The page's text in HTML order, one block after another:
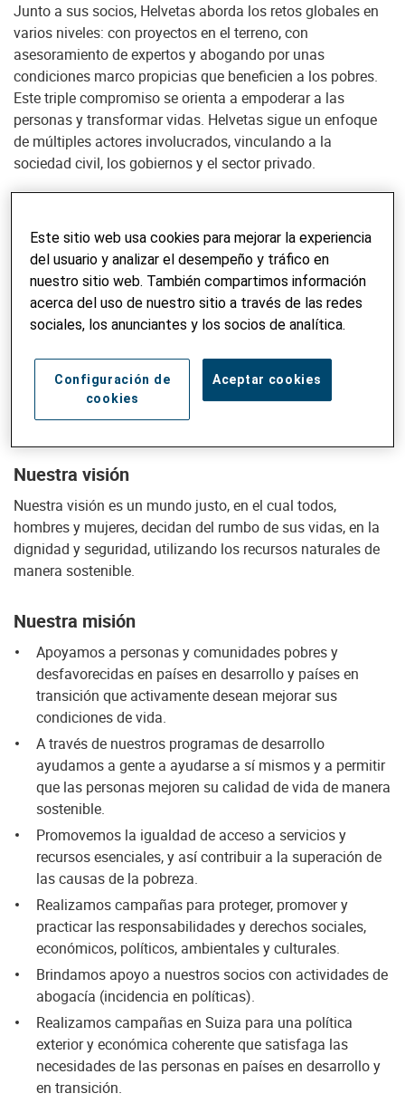
Junto a sus socios, Helvetas aborda los retos globales en
varios niveles: con proyectos en el terreno, con
asesoramiento de expertos y abogando por unas
condiciones marco propicias que beneficien a los pobres.
Este triple compromiso se orienta a empoderar a las
personas y transformar vidas. Helvetas sigue un enfoque
de múltiples actores involucrados, vinculando a la
sociedad civil, los gobiernos y el sector privado.
alimentación y clima, educación, empleos y desarrollo del
sector privado, gobernanza, género y equidad social.
Helvetas contribuye en la ayuda de emergencia, la
reconstrucción y la rehabilitación. Además de las zonas
rurales, Helvetas está cada vez más involucrada en el
desarrollo urbano y enfocando su trabajo en mujeres y
hombres jóvenes.
En Suiza, Helvetas promueve la solidaridad y participa en
el diálogo sobre la política de desarrollo.
Nuestra visión
Nuestra visión es un mundo justo, en el cual todos,
hombres y mujeres, decidan del rumbo de sus vidas, en la
dignidad y seguridad, utilizando los recursos naturales de
manera sostenible.
Nuestra misión
Apoyamos a personas y comunidades pobres y
desfavorecidas en países en desarrollo y países en
transición que activamente desean mejorar sus
condiciones de vida.
A través de nuestros programas de desarrollo
ayudamos a gente a ayudarse a sí mismos y a permitir
que las personas mejoren su calidad de vida de manera
sostenible.
Promovemos la igualdad de acceso a servicios y
recursos esenciales, y así contribuir a la superación de
las causas de la pobreza.
Realizamos campañas para proteger, promover y
practicar las responsabilidades y derechos sociales,
económicos, políticos, ambientales y culturales.
Brindamos apoyo a nuestros socios con actividades de
abogacía (incidencia en políticas).
Realizamos campañas en Suiza para una política
exterior y económica coherente que satisfaga las
necesidades de las personas en países en desarrollo y
en transición.
Este sitio web usa cookies para mejorar la experiencia
del usuario y analizar el desempeño y tráfico en
nuestro sitio web. También compartimos información
acerca del uso de nuestro sitio a través de las redes
sociales, los anunciantes y los socios de analítica.
Aceptar cookies
Configuración de
cookies